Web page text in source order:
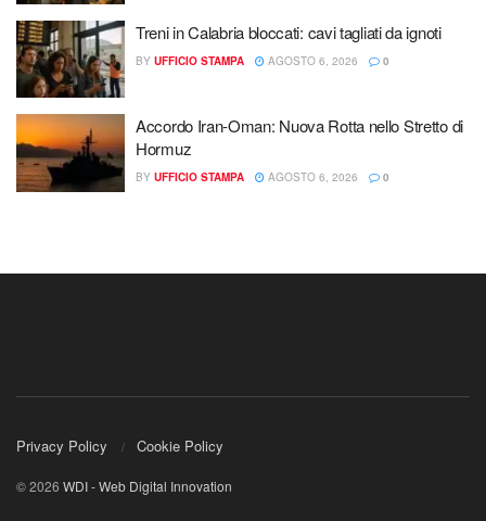
Treni in Calabria bloccati: cavi tagliati da ignoti
BY UFFICIO STAMPA AGOSTO 6, 2026 0
Accordo Iran-Oman: Nuova Rotta nello Stretto di
Hormuz
BY UFFICIO STAMPA AGOSTO 6, 2026 0
Privacy Policy Cookie Policy
© 2026 WDI - Web Digital Innovation